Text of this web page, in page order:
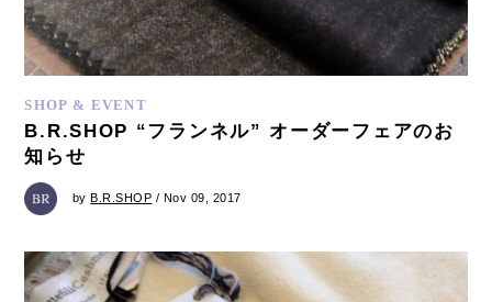
SHOP & EVENT
B.R.SHOP “フランネル” オーダーフェアのお
知らせ
byB.R.SHOP / Nov 09, 2017